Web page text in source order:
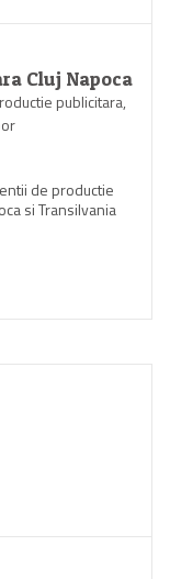
Cluj Napoca
publicitara,
de productie
si Transilvania